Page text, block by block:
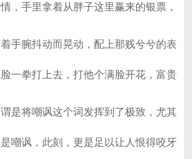
手里拿着从胖子这里赢来的银票，
腕抖动而晃动，配上那贱兮兮的表
一拳打上去，打他个满脸开花，富贵
将嘲讽这个词发挥到了极致，尤其
嘲讽，此刻，更是足以让人恨得咬牙